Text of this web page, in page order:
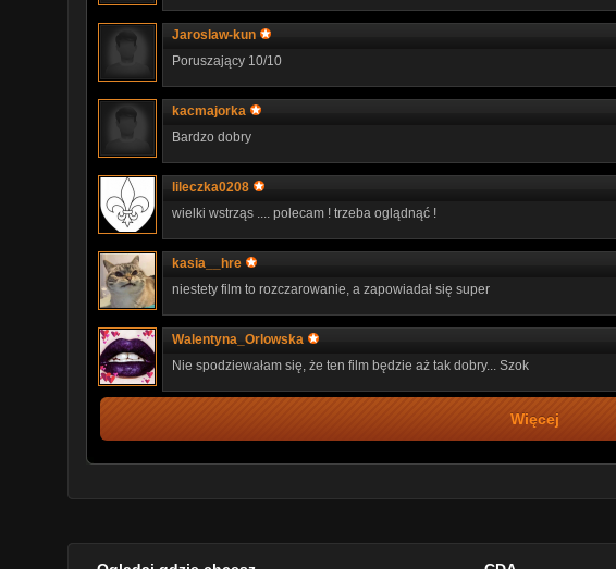
Jaroslaw-kun
Poruszający 10/10
kacmajorka
Bardzo dobry
lileczka0208
wielki wstrząs .... polecam ! trzeba oglądnąć !
kasia__hre
niestety film to rozczarowanie, a zapowiadał się super
Walentyna_Orlowska
Nie spodziewałam się, że ten film będzie aż tak dobry... Szok
Więcej